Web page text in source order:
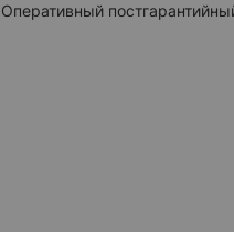
Оперативный